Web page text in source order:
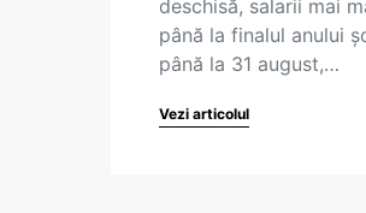
deschisă, salarii mai
până la finalul anului
până la 31 august,…
Vezi articolul